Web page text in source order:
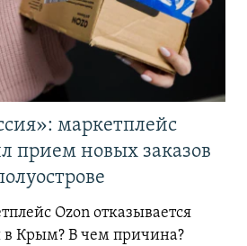
маркетплейс
прием новых заказов
Ozon отказывается
в Крым? В чем причина?